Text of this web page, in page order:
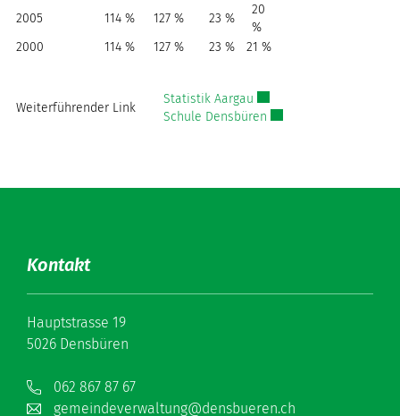
2005
114 % 127 % 23 %
20
%
2000
114 % 127 % 23 % 21 %
Weiterführender Link
Statistik Aargau
Schule Densbüren
Kontakt
Hauptstrasse 19
5026 Densbüren
062 867 87 67
gemeindeverwaltung@densbueren.ch